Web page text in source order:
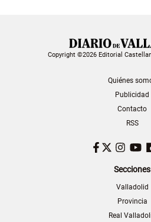
Copyright ©2026 Editorial
Quiénes
Publicidad
Contacto
RSS
Facebook
Twitter
Secciones
Valladolid
Provincia
Real